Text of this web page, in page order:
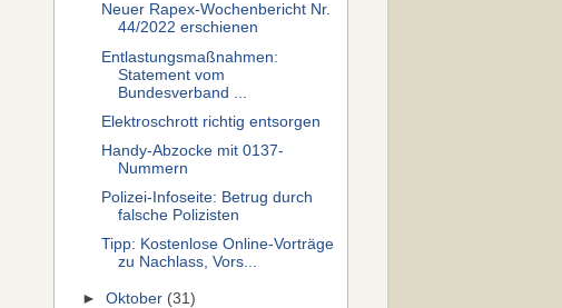
Neuer Rapex-Wochenbericht Nr.
44/2022 erschienen
Entlastungsmaßnahmen:
Statement vom
Bundesverband ...
Elektroschrott richtig entsorgen
Handy-Abzocke mit 0137-
Nummern
Polizei-Infoseite: Betrug durch
falsche Polizisten
Tipp: Kostenlose Online-Vorträge
zu Nachlass, Vors...
►Oktober (31)